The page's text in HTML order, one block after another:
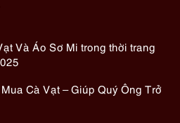
Và Áo Sơ Mi trong thời trang
Cà Vạt – Giúp Quý Ông Trở